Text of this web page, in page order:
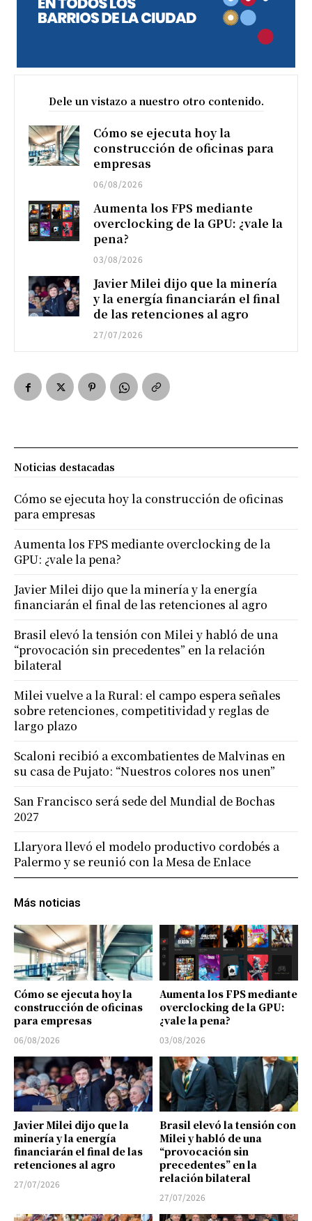
Dele un vistazo a nuestro otro contenido.
Cómo se ejecuta hoy la
construcción de oficinas para
empresas
06/08/2026
Aumenta los FPS mediante
overclocking de la GPU: ¿vale la
pena?
03/08/2026
Javier Milei dijo que la minería
y la energía financiarán el final
de las retenciones al agro
27/07/2026
Más noticias
Cómo se ejecuta hoy la
construcción de oficinas
para empresas
06/08/2026
Aumenta los FPS mediante
overclocking de la GPU:
¿vale la pena?
03/08/2026
Javier Milei dijo que la
minería y la energía
financiarán el final de las
retenciones al agro
27/07/2026
Brasil elevó la tensión con
Milei y habló de una
“provocación sin
precedentes” en la
relación bilateral
27/07/2026
Noticias destacadas
Cómo se ejecuta hoy la construcción de oficinas
para empresas
Aumenta los FPS mediante overclocking de la
GPU: ¿vale la pena?
Javier Milei dijo que la minería y la energía
financiarán el final de las retenciones al agro
Brasil elevó la tensión con Milei y habló de una
“provocación sin precedentes” en la relación
bilateral
Milei vuelve a la Rural: el campo espera señales
sobre retenciones, competitividad y reglas de
largo plazo
Scaloni recibió a excombatientes de Malvinas en
su casa de Pujato: “Nuestros colores nos unen”
San Francisco será sede del Mundial de Bochas
2027
Llaryora llevó el modelo productivo cordobés a
Palermo y se reunió con la Mesa de Enlace